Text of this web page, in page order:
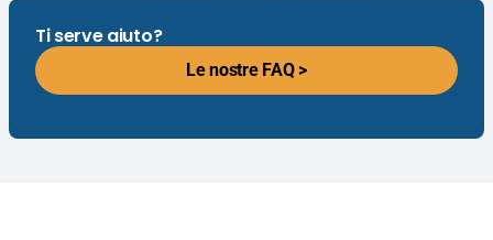
Ti serve aiuto?
Le nostre FAQ >